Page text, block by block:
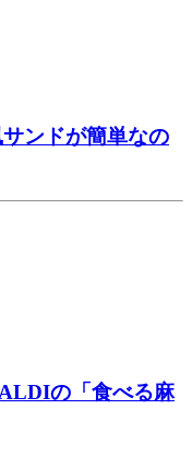
ンドが簡単なの
の「食べる麻